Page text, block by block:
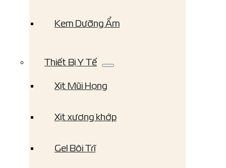
Kem Dưỡng Ẩm
Thiết Bị Y Tế
Xịt Mũi Họng
Xịt xương khớp
Gel Bôi Trĩ